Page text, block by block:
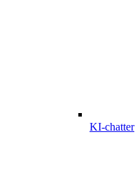
KI-chatter